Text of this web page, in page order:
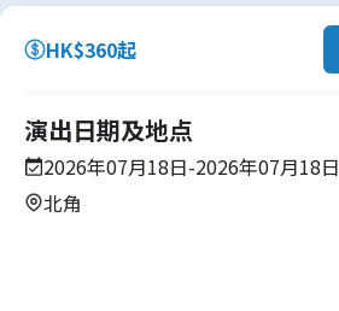
HK$360起
演出日期及地点
2026年07月18日-2026年07月18日
北角